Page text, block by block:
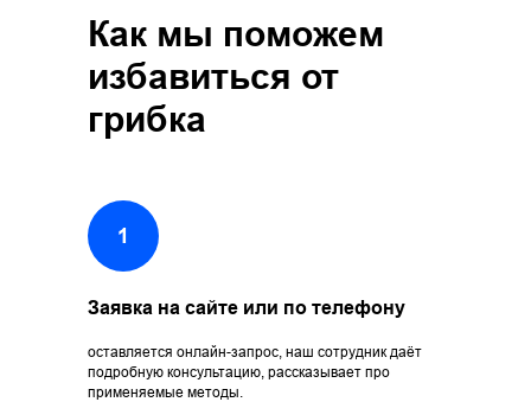
Как мы поможем
избавиться от
грибка
Заявка на сайте или по телефону
оставляется онлайн-запрос, наш сотрудник даёт
подробную консультацию, рассказывает про
применяемые методы.